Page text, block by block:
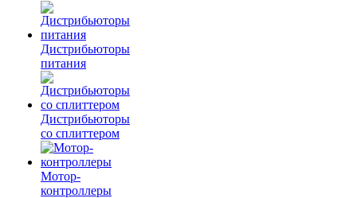
Дистрибьюторы
питания
Дистрибьюторы
со сплиттером
Мотор-
контроллеры